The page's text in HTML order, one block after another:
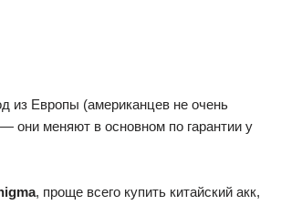
из Европы (американцев не очень
они меняют в основном по гарантии у
, проще всего купить китайский акк,